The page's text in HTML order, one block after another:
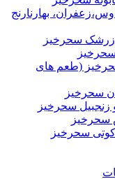
بهارنارنج
زرشک سحرخیز
(طعم های
سحرخیز
سحرخیز
سحرخیز